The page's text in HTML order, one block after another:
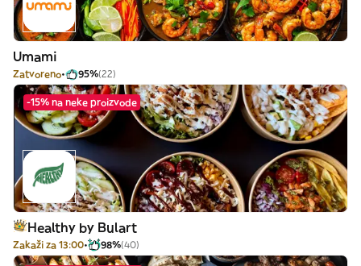
Umami
Zatvoreno 95%(22)
-15% na neke proizvode
Healthy by Bulart
Zakaži za 13:00 98%(40)